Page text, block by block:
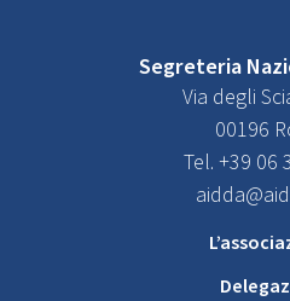
Segreteria
Via degli
00196
Tel. +39 06